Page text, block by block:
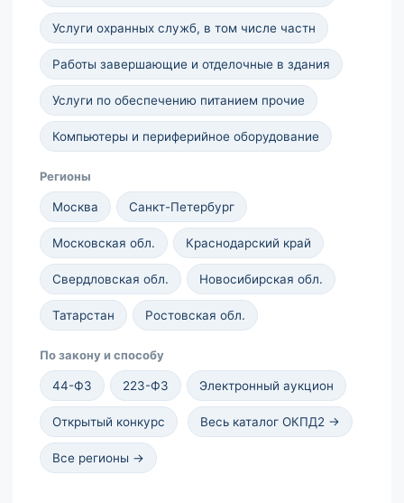
Услуги охранных служб, в том числе частн
Работы завершающие и отделочные в здания
Услуги по обеспечению питанием прочие
Компьютеры и периферийное оборудование
Регионы
Москва Санкт-Петербург
Московская обл. Краснодарский край
Свердловская обл. Новосибирская обл.
Татарстан Ростовская обл.
По закону и способу
44-ФЗ 223-ФЗ Электронный аукцион
Открытый конкурс Весь каталог ОКПД2 →
Все регионы →